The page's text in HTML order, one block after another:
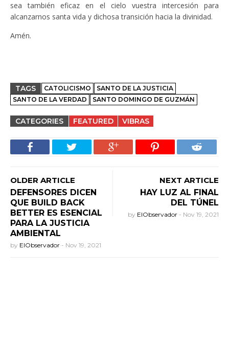
sea también eficaz en el cielo vuestra intercesión para
alcanzarnos santa vida y dichosa transición hacia la divinidad.
Amén.
TAGS CATOLICISMO
SANTO DE LA JUSTICIA
SANTO DE LA VERDAD
SANTO DOMINGO DE GUZMÁN
CATEGORIES FEATURED VIBRAS
OLDER ARTICLE
DEFENSORES DICEN
QUE BUILD BACK
BETTER ES ESENCIAL
PARA LA JUSTICIA
AMBIENTAL
by ElObservador - Nov 19, 2021
NEXT ARTICLE
HAY LUZ AL FINAL
DEL TÚNEL
by ElObservador - Nov 19, 2021